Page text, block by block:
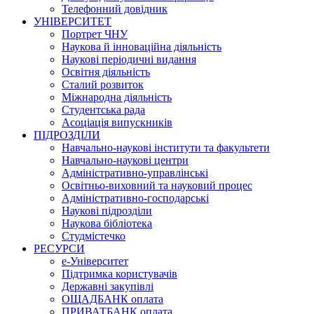
Телефонний довідник
УНІВЕРСИТЕТ
Портрет ЧНУ
Наукова й інноваційна діяльність
Наукові періодичні видання
Освітня діяльність
Сталий розвиток
Міжнародна діяльність
Студентська рада
Асоціація випускників
ПІДРОЗДІЛИ
Навчально-наукові інститути та факультети
Навчально-наукові центри
Адміністративно-управлінські
Освітньо-виховний та науковий процес
Адміністративно-господарські
Наукові підрозділи
Наукова бібліотека
Студмістечко
РЕСУРСИ
е-Університет
Підтримка користувачів
Державні закупівлі
ОЩАДБАНК оплата